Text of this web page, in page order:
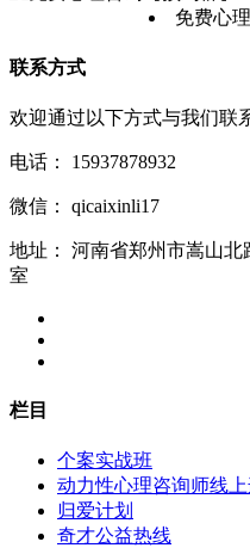
免费心
联系方式
欢迎通过以下方式与我们联
电话： 15937878932
微信： qicaixinli17
地址：
河南省郑州市嵩山北
室
栏目
个案实战班
动力性心理咨询师线上
归爱计划
奇才公益热线